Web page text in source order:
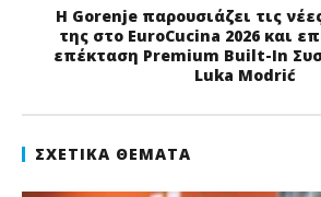
Η Gorenje παρουσιάζει τις
της στο EuroCucina 2026 και
επέκταση Premium Built-In
Luka Modrić
ΣΧΕΤΙΚΆ ΘΈΜΑΤΑ